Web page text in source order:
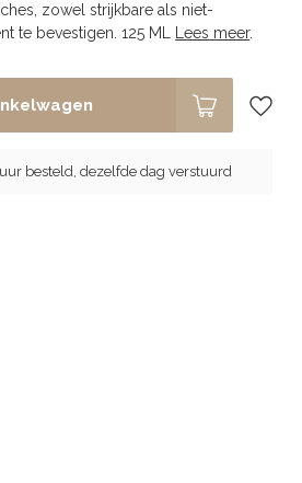
zowel strijkbare als niet-
te bevestigen. 125 ML
Lees meer.
besteld, dezelfde dag verstuurd